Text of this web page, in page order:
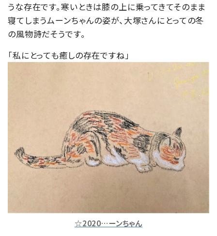
うな存在です。寒いときは膝の上に乗ってきてそのまま
寝てしまうムーンちゃんの姿が、大塚さんにとっての冬
の風物詩だそうです。
「私にとっても癒しの存在ですね」
☆2020…ーンちゃん